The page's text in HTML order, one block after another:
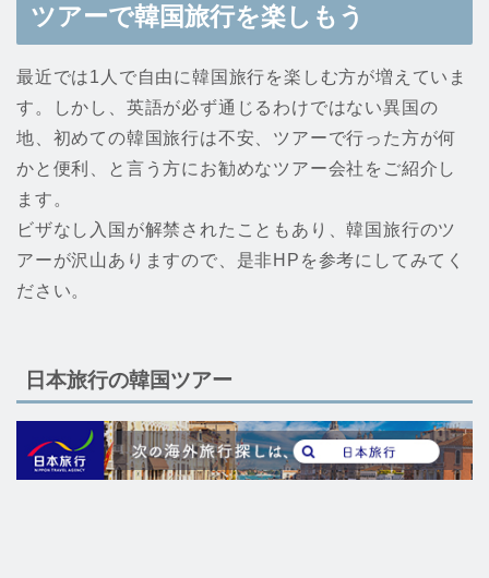
ツアーで韓国旅行を楽しもう
最近では1人で自由に韓国旅行を楽しむ方が増えていま
す。しかし、英語が必ず通じるわけではない異国の
地、初めての韓国旅行は不安、ツアーで行った方が何
かと便利、と言う方にお勧めなツアー会社をご紹介し
ます。
ビザなし入国が解禁されたこともあり、韓国旅行のツ
アーが沢山ありますので、是非HPを参考にしてみてく
ださい。
日本旅行の韓国ツアー